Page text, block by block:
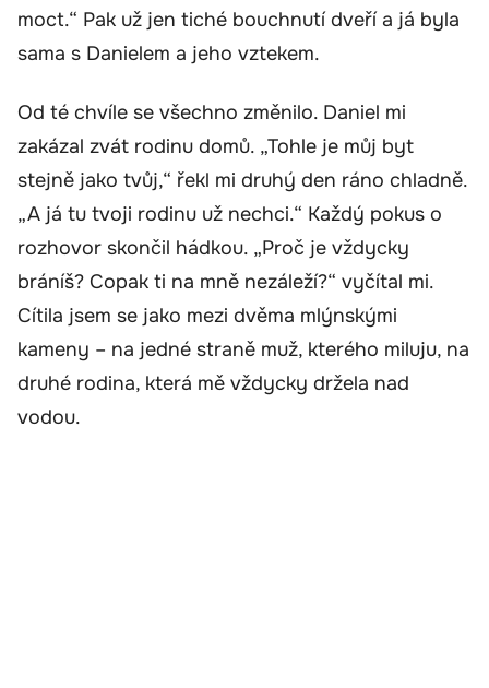
moct.“ Pak už jen tiché bouchnutí dveří a já byla
sama s Danielem a jeho vztekem.
Od té chvíle se všechno změnilo. Daniel mi
zakázal zvát rodinu domů. „Tohle je můj byt
stejně jako tvůj,“ řekl mi druhý den ráno chladně.
„A já tu tvoji rodinu už nechci.“ Každý pokus o
rozhovor skončil hádkou. „Proč je vždycky
bráníš? Copak ti na mně nezáleží?“ vyčítal mi.
Cítila jsem se jako mezi dvěma mlýnskými
kameny – na jedné straně muž, kterého miluju, na
druhé rodina, která mě vždycky držela nad
vodou.